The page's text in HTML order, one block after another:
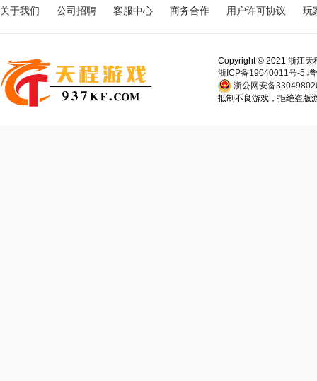
关于我们 公司招聘 客服中心 商务合作 用户许可协议 玩
Copyright © 2021 浙江天
浙ICP备19040011号-5
浙公网安备
抵制不良游戏，拒绝盗版